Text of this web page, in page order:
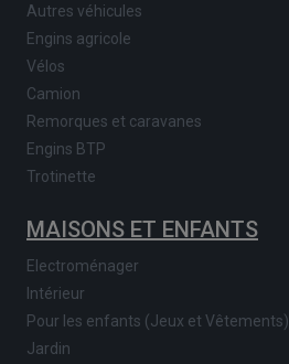
Autres véhicules
Engins agricole
Vélos
Camion
Remorques et caravanes
Engins BTP
Trotinette
MAISONS ET ENFANTS
Electroménager
Intérieur
Pour les enfants (Jeux et Vêtements)
Jardin